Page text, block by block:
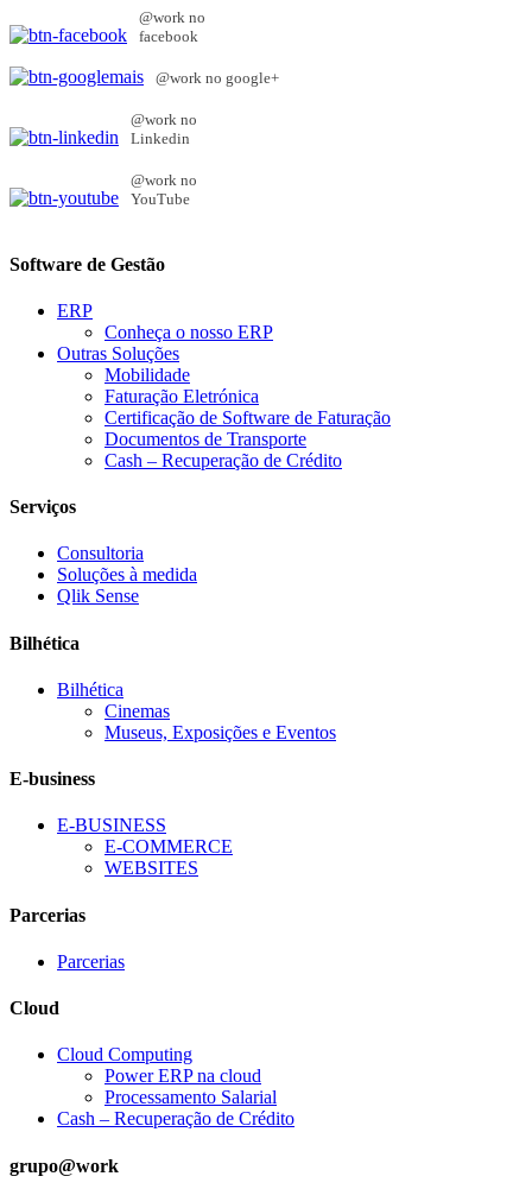
@work no
facebook
@work no google+
@work no
Linkedin
@work no
YouTube
Software de Gestão
ERP
Conheça o nosso ERP
Outras Soluções
Mobilidade
Faturação Eletrónica
Certificação de Software de Faturação
Documentos de Transporte
Cash – Recuperação de Crédito
Serviços
Consultoria
Soluções à medida
Qlik Sense
Bilhética
Bilhética
Cinemas
Museus, Exposições e Eventos
E-business
E-BUSINESS
E-COMMERCE
WEBSITES
Parcerias
Parcerias
Cloud
Cloud Computing
Power ERP na cloud
Processamento Salarial
Cash – Recuperação de Crédito
grupo@work